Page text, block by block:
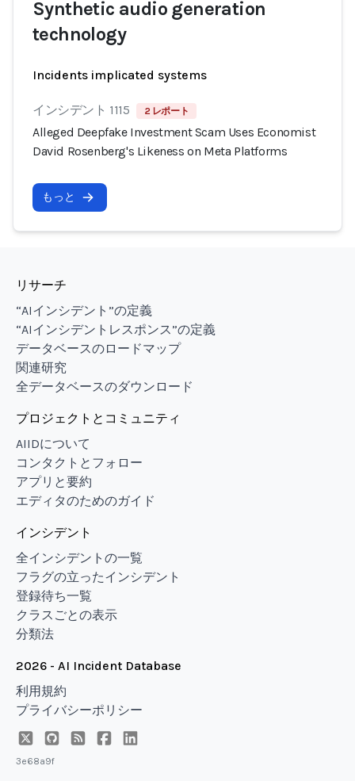
Synthetic audio generation
technology
Incidents implicated systems
インシデント 1115 2 レポート
Alleged Deepfake Investment Scam Uses Economist
David Rosenberg's Likeness on Meta Platforms
もっと
リサーチ
“AIインシデント”の定義
“AIインシデントレスポンス”の定義
データベースのロードマップ
関連研究
全データベースのダウンロード
プロジェクトとコミュニティ
AIIDについて
コンタクトとフォロー
アプリと要約
エディタのためのガイド
インシデント
全インシデントの一覧
フラグの立ったインシデント
登録待ち一覧
クラスごとの表示
分類法
2026 - AI Incident Database
利用規約
プライバシーポリシー
3e68a9f